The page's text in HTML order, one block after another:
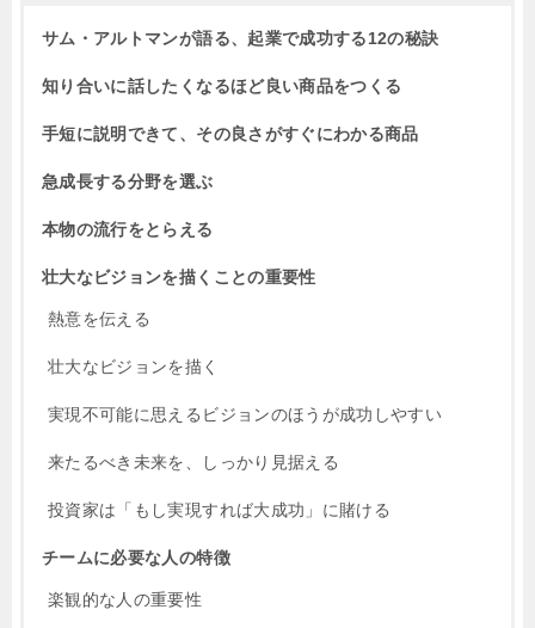
サム・アルトマンが語る、起業で成功する12の秘訣
知り合いに話したくなるほど良い商品をつくる
手短に説明できて、その良さがすぐにわかる商品
急成長する分野を選ぶ
本物の流行をとらえる
壮大なビジョンを描くことの重要性
熱意を伝える
壮大なビジョンを描く
実現不可能に思えるビジョンのほうが成功しやすい
来たるべき未来を、しっかり見据える
投資家は「もし実現すれば大成功」に賭ける
チームに必要な人の特徴
楽観的な人の重要性